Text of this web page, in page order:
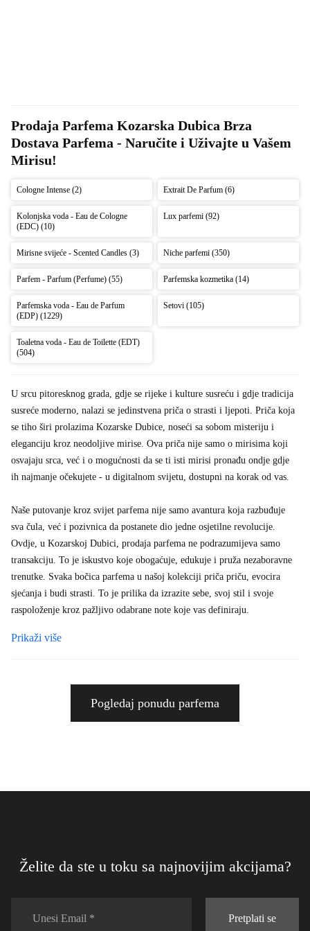
Prodaja Parfema Kozarska Dubica Brza
Dostava Parfema - Naručite i Uživajte u Vašem
Mirisu!
Cologne Intense (2) Extrait De Parfum (6)
Kolonjska voda - Eau de Cologne
(EDC) (10)
Lux parfemi (92)
Mirisne svijeće - Scented Candles (3) Niche parfemi (350)
Parfem - Parfum (Perfume) (55) Parfemska kozmetika (14)
Parfemska voda - Eau de Parfum
(EDP) (1229)
Setovi (105)
Toaletna voda - Eau de Toilette (EDT)
(504)
U srcu pitoresknog grada, gdje se rijeke i kulture susreću i gdje tradicija
susreće moderno, nalazi se jedinstvena priča o strasti i ljepoti. Priča koja
se tiho širi prolazima Kozarske Dubice, noseći sa sobom misteriju i
eleganciju kroz neodoljive mirise. Ova priča nije samo o mirisima koji
osvajaju srca, već i o mogućnosti da se ti isti mirisi pronađu ondje gdje
ih najmanje očekujete - u digitalnom svijetu, dostupni na korak od vas.
Naše putovanje kroz svijet parfema nije samo avantura koja razbuđuje
sva čula, već i pozivnica da postanete dio jedne osjetilne revolucije.
Ovdje, u Kozarskoj Dubici, prodaja parfema ne podrazumijeva samo
transakciju. To je iskustvo koje obogaćuje, edukuje i pruža nezaboravne
trenutke. Svaka bočica parfema u našoj kolekciji priča priču, evocira
sjećanja i budi strasti. To je prilika da izrazite sebe, svoj stil i svoje
raspoloženje kroz pažljivo odabrane note koje vas definiraju.
Bavimo se online prodajom parfema sa misijom da osvojimo srca naših
informacije kojih se možda niste sjetili pitati. Naš asortiman obuhvata
navikli, ali s nama je svaki korak jednostavan i siguran. Bez obzira da li
Mi vjerujemo u moć mirisa da transformiše, nadahnjuje i stvori
poruci koju šaljemo, u svakom paketu koji pažljivo pripremamo i u
Prikaži više
Pogledaj ponudu parfema
Želite da ste u toku sa najnovijim akcijama?
Pretplati se